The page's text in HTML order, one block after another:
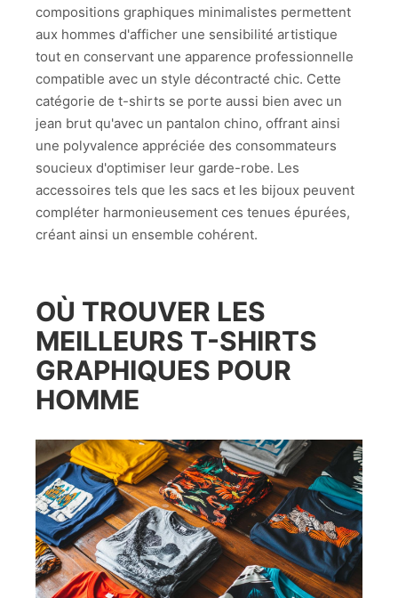
compositions graphiques minimalistes permettent
aux hommes d'afficher une sensibilité artistique
tout en conservant une apparence professionnelle
compatible avec un style décontracté chic. Cette
catégorie de t-shirts se porte aussi bien avec un
jean brut qu'avec un pantalon chino, offrant ainsi
une polyvalence appréciée des consommateurs
soucieux d'optimiser leur garde-robe. Les
accessoires tels que les sacs et les bijoux peuvent
compléter harmonieusement ces tenues épurées,
créant ainsi un ensemble cohérent.
OÙ TROUVER LES
MEILLEURS T-SHIRTS
GRAPHIQUES POUR
HOMME